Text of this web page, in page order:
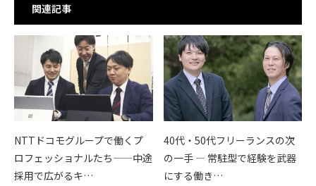
関連記事
NTTドコモグループで働くプ
ロフェッショナルたち——中途
採用で広がるキ…
40代・50代フリーランスの次
の一手 — 常駐型で経験を武器
にする働き…